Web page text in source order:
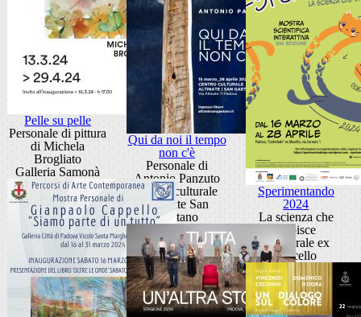
Pelle su pelle
Personale di pittura
di Michela
Brogliato
Galleria Samonà
Qui da noi il tempo
non c'è
Personale di
Antonio Panzuto
Centro culturale
Altinate San
Gaetano
Sperimentando
2024
La scienza che
stupisce
Cattedrale ex
Macello